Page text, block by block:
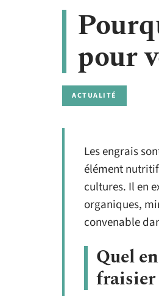
pour
ACTUALITÉ
Les engrais
élément
cultures. Il en
organiques,
convenable
Quel
fraisier